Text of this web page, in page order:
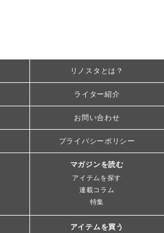
リノスタとは？
ライター紹介
お問い合わせ
プライバシーポリシー
マガジンを読む
アイテムを探す
連載コラム
特集
アイテムを買う